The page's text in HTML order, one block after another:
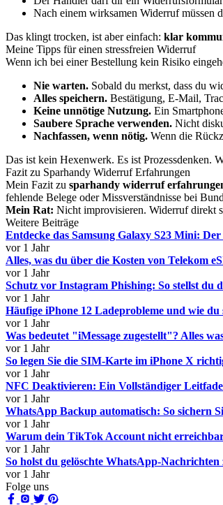
Nach einem wirksamen Widerruf müssen
Das klingt trocken, ist aber einfach: klar
Meine Tipps für einen stressfreien Widerruf
Wenn ich bei einer Bestellung kein Risiko
Nie warten. Sobald du merkst, dass du
Alles speichern. Bestätigung, E-Mail,
Keine unnötige Nutzung. Ein
Saubere Sprache verwenden. Nicht
Nachfassen, wenn nötig. Wenn die
Das ist kein Hexenwerk. Es ist Prozessdenken.
Fazit zu Sparhandy Widerruf Erfahrungen
Mein Fazit zu sparhandy widerruf
fehlende Belege oder Missverständnisse bei
Mein Rat: Nicht improvisieren. Widerruf direkt
Weitere Beiträge
Entdecke das Samsung Galaxy S23 Mini:
vor 1 Jahr
Alles, was du über die Kosten von Telekom
vor 1 Jahr
Schutz vor Instagram Phishing: So stellst du
vor 1 Jahr
Häufige iPhone 12 Ladeprobleme und wie du
vor 1 Jahr
Was bedeutet "iMessage zugestellt"? Alles
vor 1 Jahr
So legen Sie die SIM-Karte im iPhone X
vor 1 Jahr
NFC Deaktivieren: Ein Vollständiger
vor 1 Jahr
WhatsApp Backup automatisch: So sichern
vor 1 Jahr
Warum dein TikTok Account nicht
vor 1 Jahr
So holst du gelöschte WhatsApp-
vor 1 Jahr
Folge uns